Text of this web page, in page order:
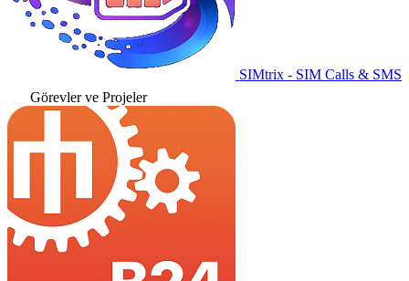
SIMtrix - SIM Calls & SMS
Görevler ve Projeler